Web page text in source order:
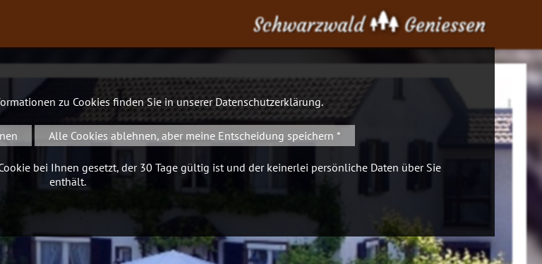
Schwarzwald Geniessen
zu Cookies finden Sie in unsererDatenschutzerklärung.
Alle Cookies ablehnen, aber meine Entscheidung speichern *
bei Ihnen gesetzt, der 30 Tage gültig ist und der keinerlei persönliche Daten über Sie
enthält.